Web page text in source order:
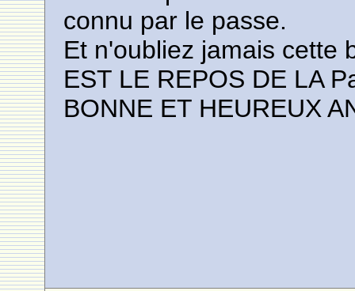
connu par le passe.
Et n'oubliez jamais cette
EST LE REPOS DE LA
BONNE ET HEUREUX